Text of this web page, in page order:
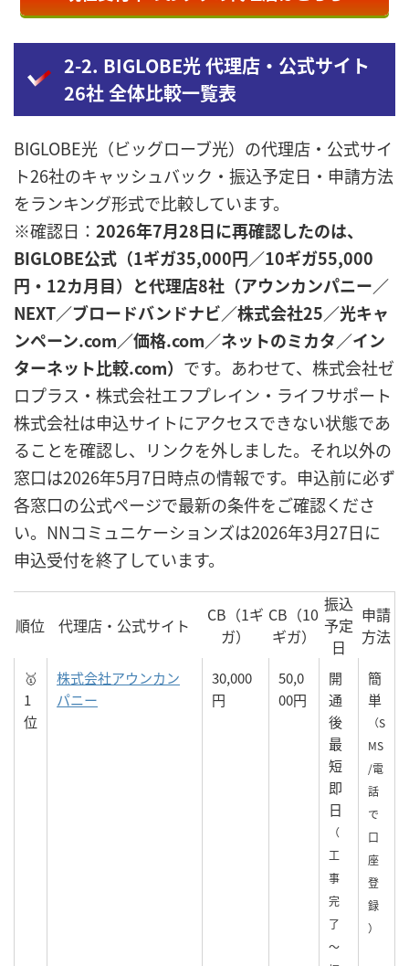
2-2. BIGLOBE光 代理店・公式サイト
26社 全体比較一覧表
BIGLOBE光（ビッグローブ光）の代理店・公式サイ
ト26社のキャッシュバック・振込予定日・申請方法
をランキング形式で比較しています。
※確認日： 2026年7月28日に再確認したのは、
BIGLOBE公式（1ギガ35,000円／10ギガ55,000
円・12カ月目）と代理店8社（アウンカンパニー／
NEXT／ブロードバンドナビ／株式会社25／光キャ
ンペーン.com／価格.com／ネットのミカタ／イン
ターネット比較.com） です。あわせて、株式会社ゼ
ロプラス・株式会社エフプレイン・ライフサポート
株式会社は申込サイトにアクセスできない状態であ
ることを確認し、リンクを外しました。それ以外の
窓口は2026年5月7日時点の情報です。申込前に必ず
各窓口の公式ページで最新の条件をご確認くださ
い。NNコミュニケーションズは2026年3月27日に
申込受付を終了しています。
順位 代理店・公式サイト
CB（1ギ
ガ）
CB（10
ギガ）
振込
予定
日
申請
方法
🥇
1
位
株式会社アウンカン
パニー
30,000
円
50,0
00円
開
通
後
最
短
即
日
（
工
事
完
了
〜
簡
単
（S
MS
/電
話
で
口
座
登
録
）